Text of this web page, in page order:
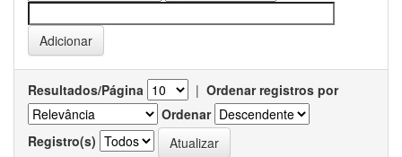
Resultados/Página | Ordenar registros por
Ordenar
Registro(s)